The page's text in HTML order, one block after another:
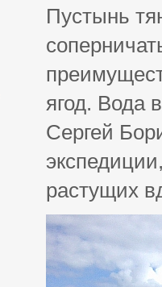
Пустынь
ягод. Вода
Сергей
растущих